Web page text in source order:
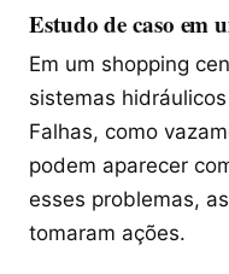
Estudo de caso em
Em um shopping
sistemas
Falhas, como
podem aparecer
esses problemas,
tomaram ações.